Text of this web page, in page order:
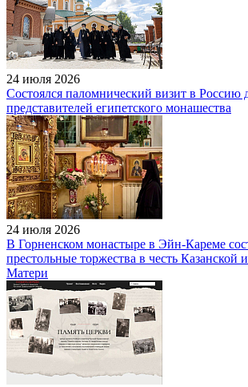
24 июля 2026
Состоялся паломнический визит в Россию
представителей египетского монашества
24 июля 2026
В Горненском монастыре в Эйн-Кареме
престольные торжества в честь Казанской
Матери